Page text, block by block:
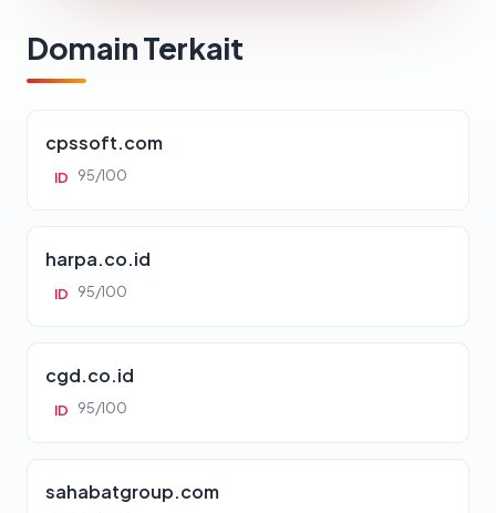
Domain Terkait
cpssoft.com
ID 95/100
harpa.co.id
ID 95/100
cgd.co.id
ID 95/100
sahabatgroup.com